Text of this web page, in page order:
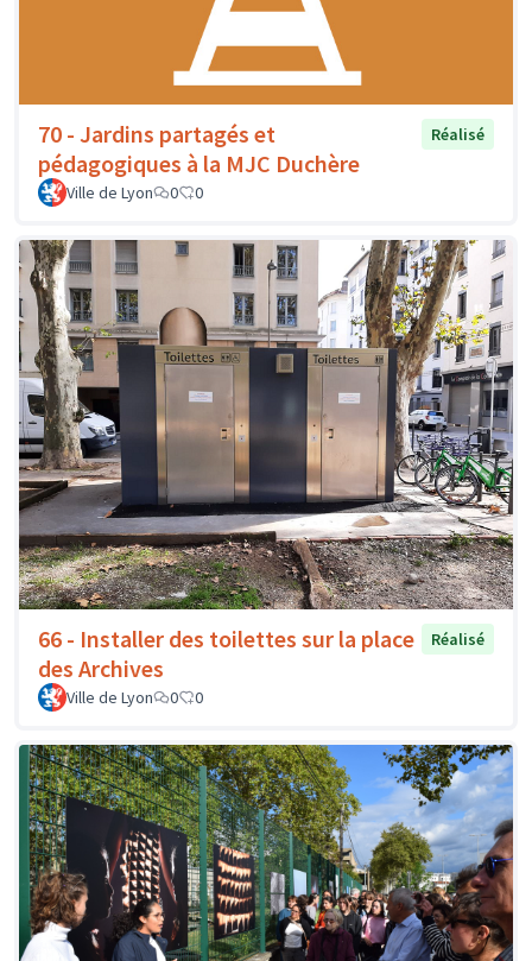
70 - Jardins partagés et
pédagogiques à la MJC Duchère
Réalisé
Ville de Lyon 0 0
66 - Installer des toilettes sur la place
des Archives
Réalisé
Ville de Lyon 0 0